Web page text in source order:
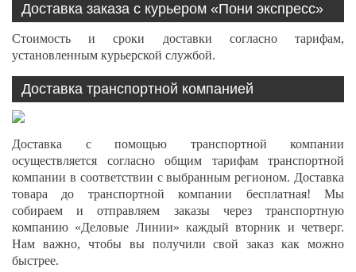
Доставка заказа с курьером «Пони экспресс»
Стоимость и сроки доставки согласно тарифам,
установленным курьерской службой.
Доставка транспортной компанией
Доставка с помощью транспортной компании
осуществляется согласно общим тарифам транспортной
компании в соответствии с выбранным регионом. Доставка
товара до транспортной компании бесплатная! Мы
собираем и отправляем заказы через транспортную
компанию «Деловые Линии» каждый вторник и четверг.
Нам важно, чтобы вы получили свой заказ как можно
быстрее.